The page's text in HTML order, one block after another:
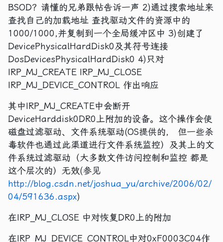
BSOD？请懂的兄弟跟帖告诉一声 2)通过搜索地址来
查找自己的加载地址 查找驱动文件的资源中的
1000/1000,并复制到一个全局缓冲区中 3)创建了
DevicePhysicalHardDisk0及其符号连接
DosDevicesPhysicalHardDisk0 4)只对
IRP_MJ_CREATE IRP_MJ_CLOSE
IRP_MJ_DEVICE_CONTROL 作出响应
其中IRP_MJ_CREATE中会断开
DeviceHarddisk0DR0上附加的设备。这个操作会使
磁盘过滤驱动、文件系统驱动(OS提供的， 但一些杀
毒软件也通过此渠道进行文件系统监控）及其上的文
件系统过滤驱动（大多数文件访问控制和监控 都是
这个层次的）无效(参见
http://blog.csdn.net/joshua_yu/archive/2006/02/
04/591636.aspx)
在IRP_MJ_CLOSE 中对恢复DR0上的附加
在IRP_MJ_DEVICE_CONTROL中对0xF0003C04作